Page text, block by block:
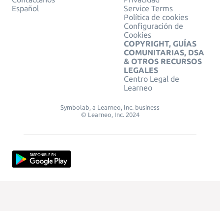
Español
Service Terms
Política de cookies
Configuración de
Cookies
COPYRIGHT, GUÍAS
COMUNITARIAS, DSA
& OTROS RECURSOS
LEGALES
Centro Legal de
Learneo
Symbolab, a Learneo, Inc. business
© Learneo, Inc. 2024